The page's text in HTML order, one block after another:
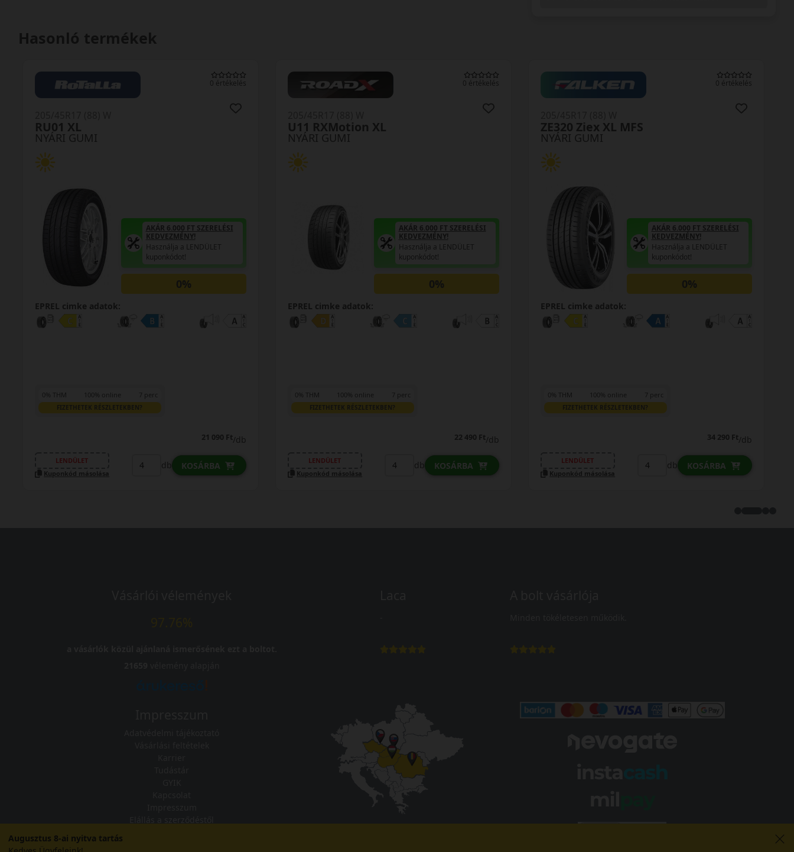
Hasonló termékek
0 értékelés
NYÁRI GUMI
NS-2R XL (180)
AKÁR 6.000 FT SZERELÉSI
KEDVEZMÉNY!
Használja a LENDÜLET
kuponkódot!
0%
EPREL cimke adatok:
0% THM 100% online 7 perc
FIZETHETEK RÉSZLETEKBEN?
38 590 Ft/db
LENDÜLET
Kuponkód másolása
db KOSÁRBA
0 értékelés
NYÁRI GUMI
ZE310EC XL MFS
AKÁR 6.000 FT SZERELÉSI
KEDVEZMÉNY!
Használja a LENDÜLET
kuponkódot!
0%
EPREL cimke adatok:
0% THM 100% online 7 perc
FIZETHETEK RÉSZLETEKBEN?
39 290 Ft/db
LENDÜLET
Kuponkód másolása
db KOSÁRBA
0 értékelés
NYÁRI GUMI
Primacy 5 XL
AKÁR 6.000 FT SZERELÉSI
KEDVEZMÉNY!
Használja a LENDÜLET
kuponkódot!
0%
EPREL cimke adatok:
0% THM 100% online 7 perc
FIZETHETEK RÉSZLETEKBEN?
47 090 Ft/db
LENDÜLET
Kuponkód másolása
db KOSÁRBA
Szállítási és fizetési feltételek
Augusztus 8-ai nyitva tartás